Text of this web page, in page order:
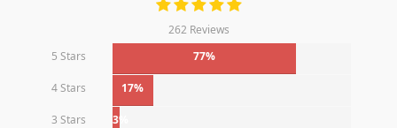
262 Reviews
5 Stars
77%
4 Stars 17%
3 Stars 3%